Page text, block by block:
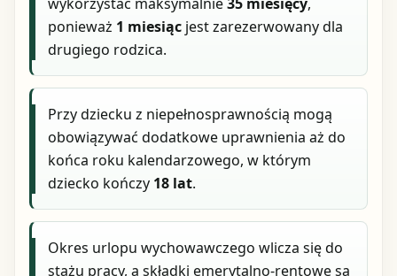
ponieważ 1 miesiąc jest zarezerwowany dla
drugiego rodzica.
Przy dziecku z niepełnosprawnością mogą
obowiązywać dodatkowe uprawnienia aż do
końca roku kalendarzowego, w którym
dziecko kończy 18 lat.
Okres urlopu wychowawczego wlicza się do
stażu pracy, a składki emerytalno-rentowe są